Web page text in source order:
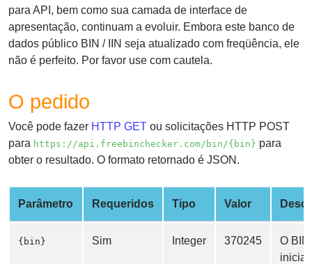
Generate
Credit
Card
from
Credit
Card
Checker
Service
What
is
My
IP
para API, bem como sua camada de interface de
apresentação, continuam a evoluir. Embora este banco de
dados público BIN / IIN seja atualizado com freqüência, ele
não é perfeito. Por favor use com cautela.
O pedido
Você pode fazer HTTP GET ou solicitações HTTP POST
para https://api.freebinchecker.com/bin/{bin} para
obter o resultado. O formato retornado é JSON.
Parâmetro Requeridos Tipo Valor
{bin} Sim Integer 370245
O